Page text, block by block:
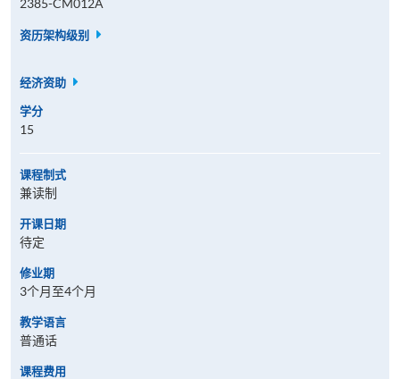
2385-CM012A
资历架构级别
经济资助
学分
15
课程制式
兼读制
开课日期
待定
修业期
3个月至4个月
教学语言
普通话
课程费用